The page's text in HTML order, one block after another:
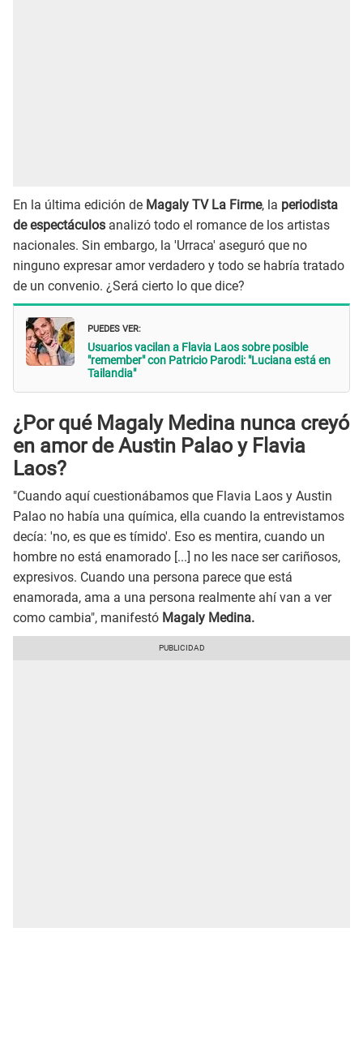
En la última edición de Magaly TV La Firme, la periodista
de espectáculos analizó todo el romance de los artistas
nacionales. Sin embargo, la 'Urraca' aseguró que no
ninguno expresar amor verdadero y todo se habría tratado
de un convenio. ¿Será cierto lo que dice?
PUEDES VER:
Usuarios vacilan a Flavia Laos sobre posible
"remember" con Patricio Parodi: "Luciana está en
Tailandia"
¿Por qué Magaly Medina nunca creyó
en amor de Austin Palao y Flavia
Laos?
"Cuando aquí cuestionábamos que Flavia Laos y Austin
Palao no había una química, ella cuando la entrevistamos
decía: 'no, es que es tímido'. Eso es mentira, cuando un
hombre no está enamorado [...] no les nace ser cariñosos,
expresivos. Cuando una persona parece que está
enamorada, ama a una persona realmente ahí van a ver
como cambia", manifestó Magaly Medina.